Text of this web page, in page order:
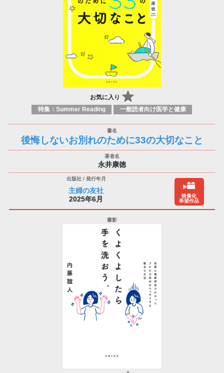
お気に入り
特集：Summer Reading 一般読者向け医学と健康
後悔しないお別れのために33の大切なこと
永井康徳
主婦の友社
2025年6月
映像化
希望作品